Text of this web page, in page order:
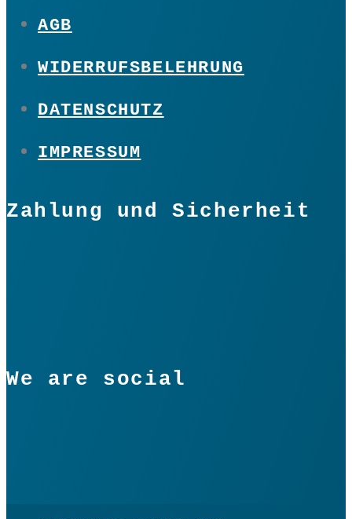
AGB
WIDERRUFSBELEHRUNG
DATENSCHUTZ
IMPRESSUM
Zahlung und Sicherheit
We are social